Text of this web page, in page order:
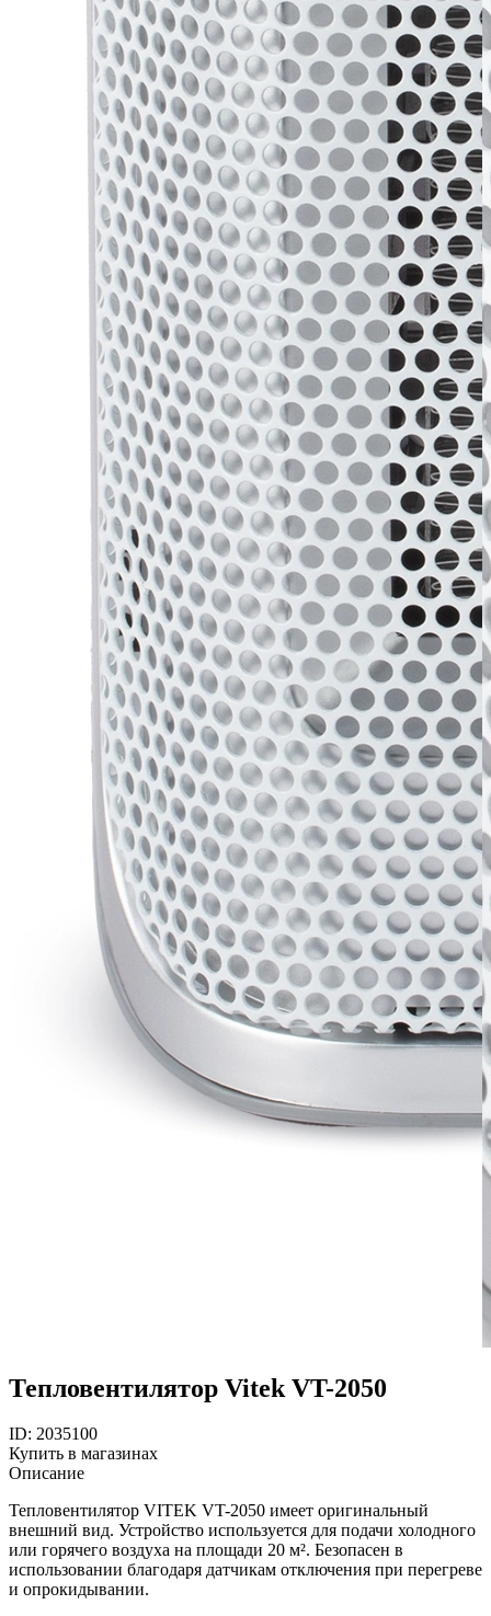
Тепловентилятор Vitek VT-2050
ID: 2035100
Купить в магазинах
Описание
Тепловентилятор VITEK VT-2050 имеет оригинальный
внешний вид. Устройство используется для подачи холодного
или горячего воздуха на площади 20 м². Безопасен в
использовании благодаря датчикам отключения при перегреве
и опрокидывании.